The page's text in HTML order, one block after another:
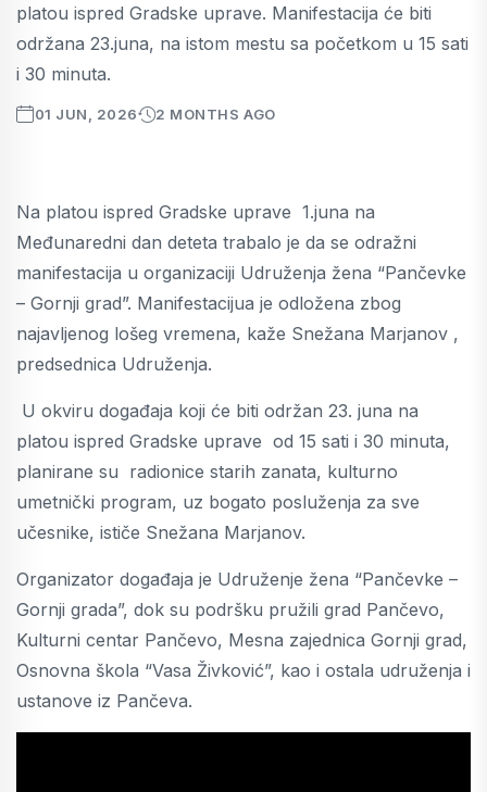
platou ispred Gradske uprave. Manifestacija će biti
održana 23.juna, na istom mestu sa početkom u 15 sati
i 30 minuta.
01 JUN, 2026 2 MONTHS AGO
Na platou ispred Gradske uprave 1.juna na
Međunaredni dan deteta trabalo je da se odražni
manifestacija u organizaciji Udruženja žena “Pančevke
– Gornji grad”. Manifestacijua je odložena zbog
najavljenog lošeg vremena, kaže Snežana Marjanov ,
predsednica Udruženja.
U okviru događaja koji će biti održan 23. juna na
platou ispred Gradske uprave od 15 sati i 30 minuta,
planirane su radionice starih zanata, kulturno
umetnički program, uz bogato posluženja za sve
učesnike, ističe Snežana Marjanov.
Organizator događaja je Udruženje žena “Pančevke –
Gornji grada”, dok su podršku pružili grad Pančevo,
Kulturni centar Pančevo, Mesna zajednica Gornji grad,
Osnovna škola “Vasa Živković”, kao i ostala udruženja i
ustanove iz Pančeva.